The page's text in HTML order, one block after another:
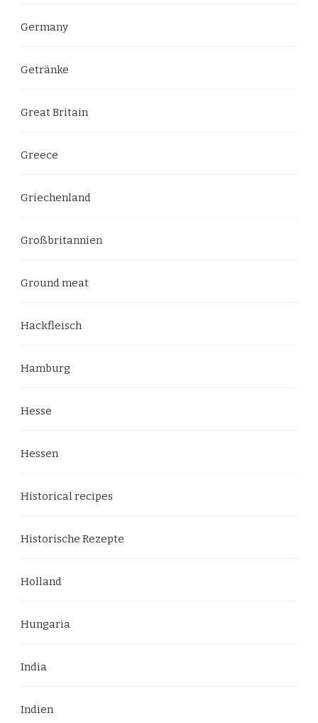
Germany
Getränke
Great Britain
Greece
Griechenland
Großbritannien
Ground meat
Hackfleisch
Hamburg
Hesse
Hessen
Historical recipes
Historische Rezepte
Holland
Hungaria
India
Indien